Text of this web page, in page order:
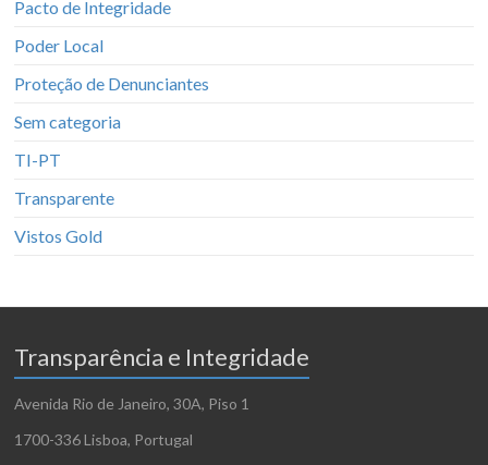
Pacto de Integridade
Poder Local
Proteção de Denunciantes
Sem categoria
TI-PT
Transparente
Vistos Gold
Transparência e Integridade
Avenida Rio de Janeiro, 30A, Piso 1
1700-336 Lisboa, Portugal